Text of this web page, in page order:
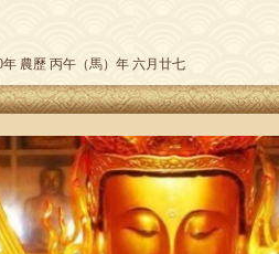
年 農歷 丙午（馬）年 六月廿七